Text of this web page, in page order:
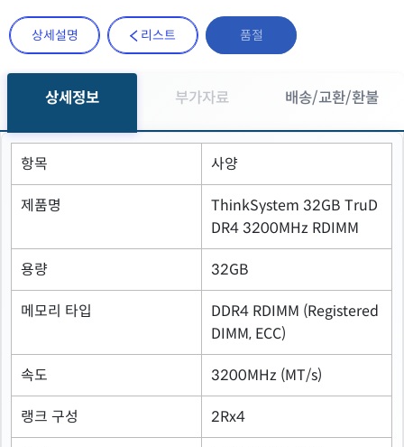
상세설명 리스트 품절
상세정보 부가자료 배송/교환/환불
항목 사양
제품명
ThinkSystem 32GB TruD
DR4 3200MHz RDIMM
용량 32GB
메모리 타입
DDR4 RDIMM (Registered
DIMM, ECC)
속도 3200MHz (MT/s)
랭크 구성 2Rx4